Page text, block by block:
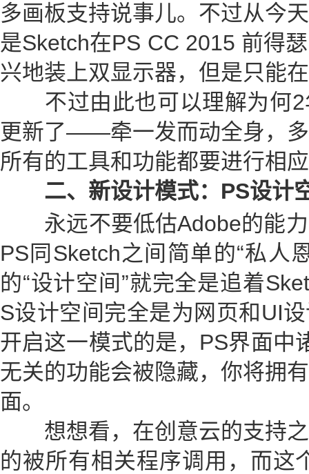
多画板支持说事儿。不过从今
是Sketch在PS CC 2015 前得
兴地装上双显示器，但是只能
不过由此也可以理解为何2
更新了——牵一发而动全身，
所有的工具和功能都要进行相
二、新设计模式：PS设计
永远不要低估Adobe的能力
PS同Sketch之间简单的“私人
的“设计空间”就完全是追着
S设计空间完全是为网页和UI
开启这一模式的是，PS界面中
无关的功能会被隐藏，你将拥
面。
想想看，在创意云的支持之
的被所有相关程序调用，而这